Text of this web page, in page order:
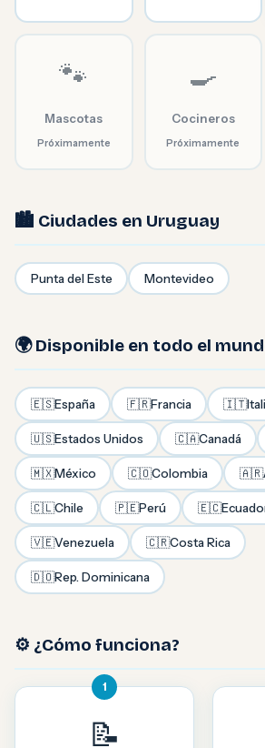
🐾
Mascotas
Próximamente
🍳
Cocineros
Próximamente
🏙️ Ciudades en Uruguay
Punta del Este Montevideo
🌍 Disponible en todo el
🇪🇸España 🇫🇷Francia 🇮🇹
🇺🇸Estados Unidos 🇨🇦Canadá
🇲🇽México 🇨🇴Colombia 🇦🇷
🇨🇱Chile 🇵🇪Perú 🇪🇨
🇻🇪Venezuela 🇨🇷Costa Rica
🇩🇴Rep. Dominicana
⚙️ ¿Cómo funciona?
1
📝